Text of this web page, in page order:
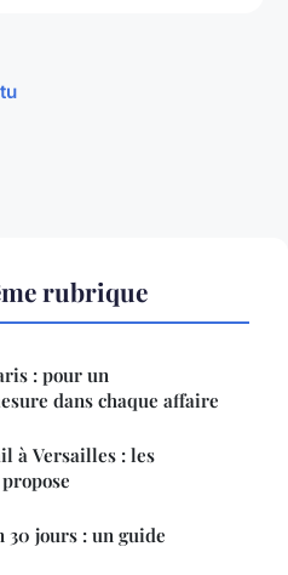
rubrique
: pour un
dans chaque affaire
à Versailles : les
30 jours : un guide